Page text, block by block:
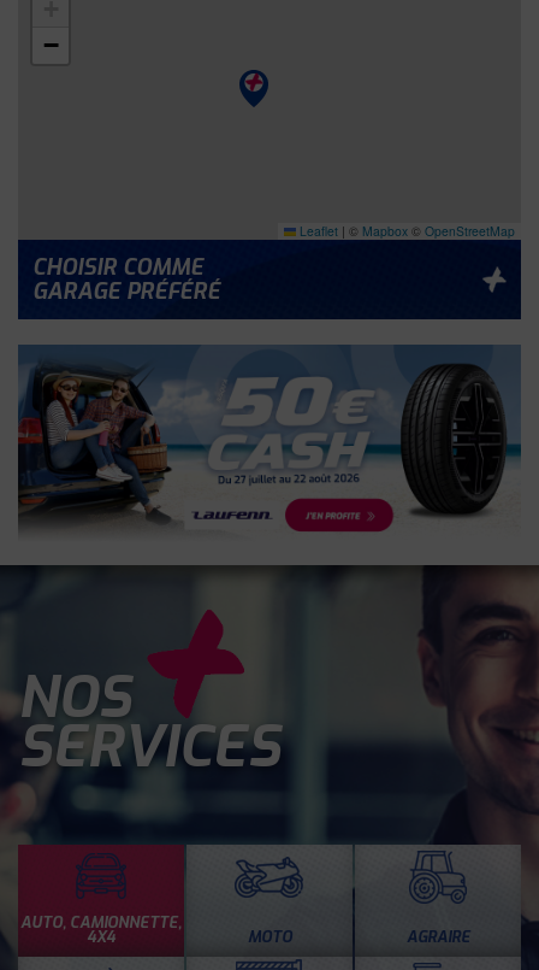
−
Leaflet | © Mapbox © OpenStreetMap
CHOISIR COMME
GARAGE PRÉFÉRÉ
NOS
SERVICES
AUTO, CAMIONNETTE,
4X4 MOTO AGRAIRE